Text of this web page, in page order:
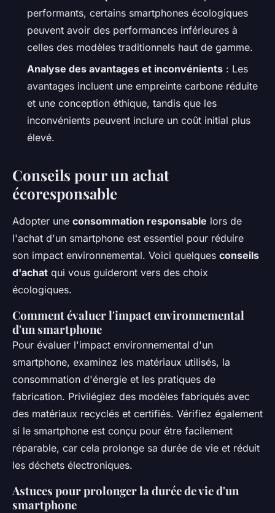
performants, certains smartphones écologiques
peuvent avoir des performances inférieures à
celles des modèles traditionnels haut de gamme.
Analyse des avantages et inconvénients : Les
avantages incluent une empreinte carbone réduite
et une conception éthique, tandis que les
inconvénients peuvent inclure un coût initial plus
élevé.
Conseils pour un achat
écoresponsable
Adopter une consommation responsable lors de
l'achat d'un smartphone est essentiel pour réduire
son impact environnemental. Voici quelques conseils
d'achat qui vous guideront vers des choix
écologiques.
Comment évaluer l'impact environnemental
d'un smartphone
Pour évaluer l'impact environnemental d'un
smartphone, examinez les matériaux utilisés, la
consommation d'énergie et les pratiques de
fabrication. Privilégiez des modèles fabriqués avec
des matériaux recyclés et certifiés. Vérifiez également
si le smartphone est conçu pour être facilement
réparable, car cela prolonge sa durée de vie et réduit
les déchets électroniques.
Astuces pour prolonger la durée de vie d'un
smartphone